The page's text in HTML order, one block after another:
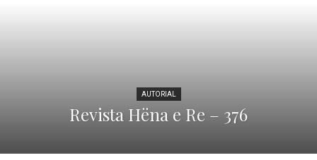
AUTORIAL
Revista Hëna e Re – 376